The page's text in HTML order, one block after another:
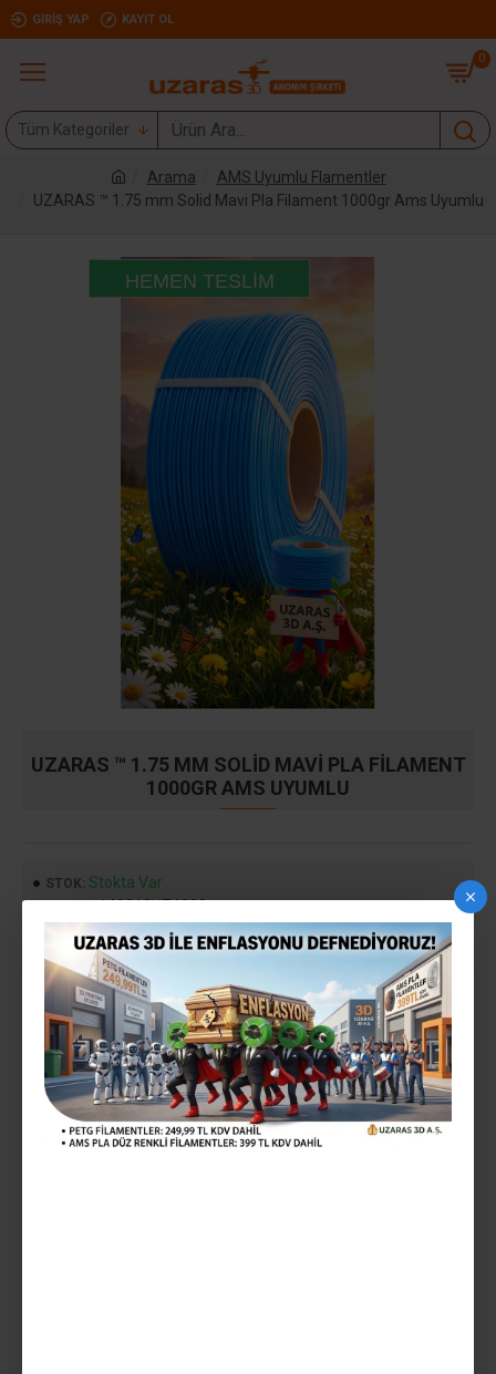
GIRIŞ YAP KAYIT OL
0
Tüm Kategoriler
Arama
AMS Uyumlu Flamentler
UZARAS ™ 1.75 mm Solid Mavi Pla Filament 1000gr Ams Uyumlu
HEMEN TESLIM
UZARAS ™ 1.75 MM SOLID MAVI PLA FILAMENT
1000GR AMS UYUMLU
STOK: Stokta Var
140818UZ4002
399,99TL
Vergiler Hariç: 333,33TL
Mevcut Seçenekler:
Teslim Tarihi